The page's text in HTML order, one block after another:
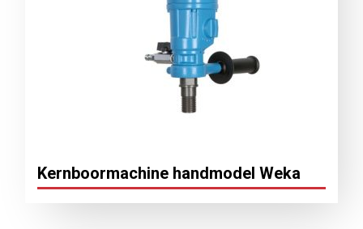
Kernboormachine handmodel Weka